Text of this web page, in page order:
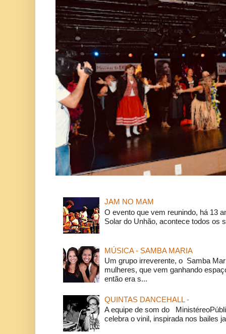
JAM NO MAM
O evento que vem reunindo, há 13
Solar do Unhão, acontece todos os
MÚSICA - SAMBA MARIA
Um grupo irreverente, o Samba
mulheres, que vem ganhando
então era s...
QUINTAS DANCEHALL -
A equipe de som do
celebra o vinil, inspirada nos bailes